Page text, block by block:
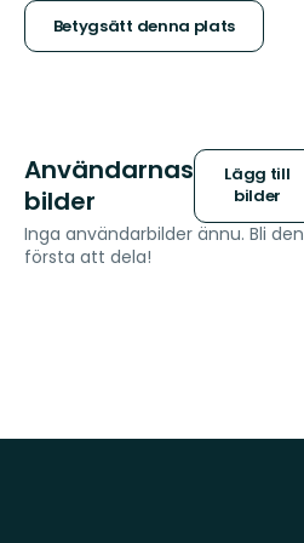
stjärnor
Betygsätt denna plats
Användarnas
bilder
Lägg till
bilder
Inga användarbilder ännu. Bli den
första att dela!